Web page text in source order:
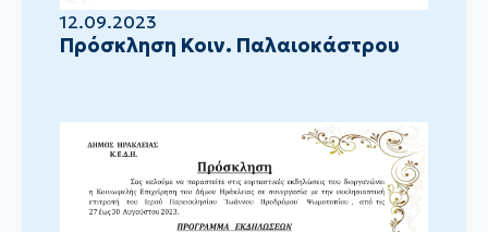
12.09.2023
Πρόσκληση Κοιν. Παλαιοκάστρου